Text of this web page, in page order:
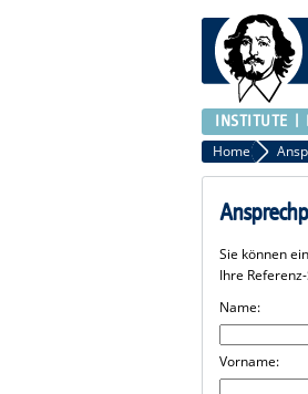
INSTITUTE
Home
Sie können
Ihre
Name:
Vorname: